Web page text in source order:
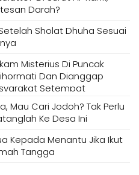
Darah?
Sholat Dhuha Sesuai
Misterius Di Puncak
Dan Dianggap
Setempat
Mau Cari Jodoh? Tak Perlu
Ke Desa Ini
Kepada Menantu Jika Ikut
Tangga